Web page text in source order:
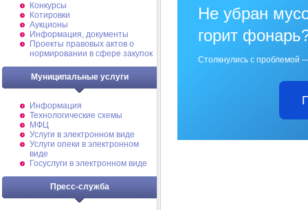
Конкурсы
Котировки
Аукционы
Информация, документы
Проекты правовых актов о
нормировании в сфере закупок
Муниципальные услуги
Информация
Технологические схемы
МФЦ
Услуги в электронном виде
Услуги опеки в электронном
виде
Госуслуги в электронном виде
Пресс-служба
Не убран
горит
Столкнулись с проблемой